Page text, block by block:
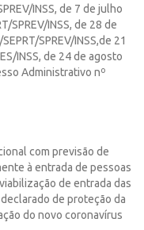
INSS, de 7 de julho
SPREV/INSS, de 28 de
SPREV/INSS,de 21
INSS, de 24 de agosto
Administrativo nº
com previsão de
à entrada de pessoas
de entrada das
de proteção da
do novo coronavírus